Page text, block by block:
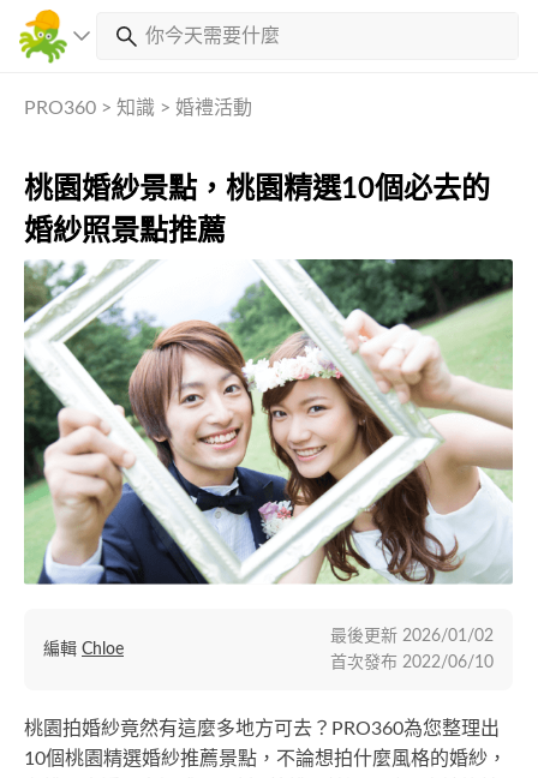
PRO360 > 知識 > 婚禮活動
桃園婚紗景點，桃園精選10個必去的
婚紗照景點推薦
桃園拍婚紗竟然有這麼多地方可去？PRO360為您整理出
10個桃園精選婚紗推薦景點，不論想拍什麼風格的婚紗，
編輯 Chloe
最後更新 2026/01/02
首次發布 2022/06/10